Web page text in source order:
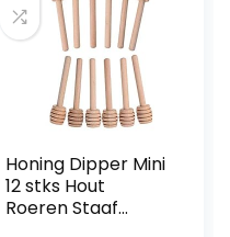
Honing Dipper Mini
12 stks Hout
Roeren Staaf